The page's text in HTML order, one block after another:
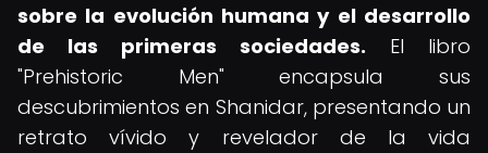
sobre la evolución humana y el desarrollo
de las primeras sociedades. El libro
"Prehistoric Men" encapsula sus
descubrimientos en Shanidar, presentando un
retrato vívido y revelador de la vida